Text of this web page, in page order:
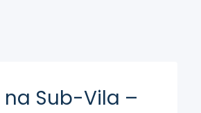
na Sub-Vila –